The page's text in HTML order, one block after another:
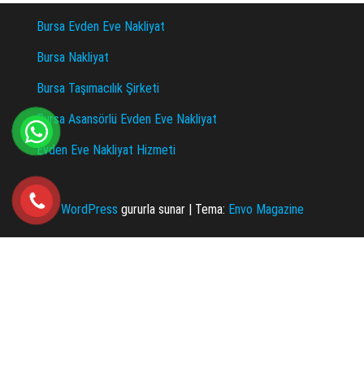
Bursa Evden Eve Nakliyat
Bursa Nakliyat
Bursa Taşımacılık Şirketi
Bursa Asansörlü Evden Eve Nakliyat
Evden Eve Nakliyat Hizmeti
WordPress gururla sunar | Tema: Envo Magazine